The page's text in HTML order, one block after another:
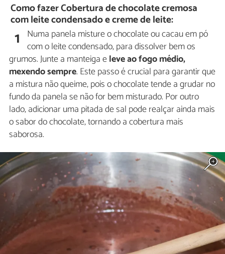
Como fazer Cobertura de chocolate cremosa
com leite condensado e creme de leite:
1 Numa panela misture o chocolate ou cacau em pó
com o leite condensado, para dissolver bem os
grumos. Junte a manteiga eleve ao fogo médio,
mexendo sempre. Este passo é crucial para garantir que
a mistura não queime, pois o chocolate tende a grudar no
fundo da panela se não for bem misturado. Por outro
lado, adicionar uma pitada de sal pode realçar ainda mais
o sabor do chocolate, tornando a cobertura mais
saborosa.